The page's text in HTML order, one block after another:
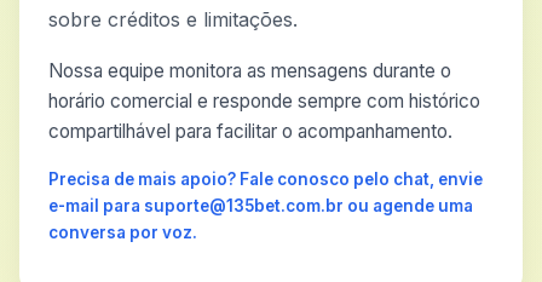
sobre créditos e limitações.
Nossa equipe monitora as mensagens durante o
horário comercial e responde sempre com histórico
compartilhável para facilitar o acompanhamento.
Precisa de mais apoio? Fale conosco pelo chat, envie
e-mail para suporte@135bet.com.br ou agende uma
conversa por voz.